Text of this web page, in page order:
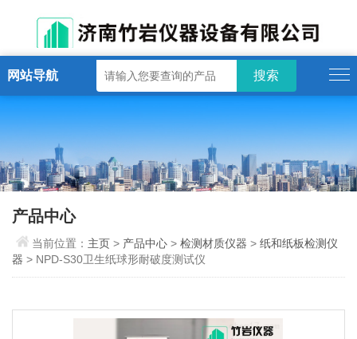
网站导航
产品中心
当前位置： 主页> 产品中心 >检测材质仪器 >纸和纸板检测仪
器 > NPD-S30卫生纸球形耐破度测试仪